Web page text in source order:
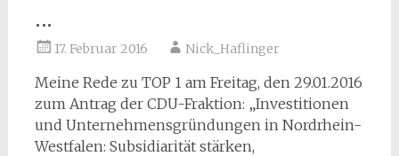
…
17. Februar 2016 Nick_Haflinger
Meine Rede zu TOP 1 am Freitag, den 29.01.2016
zum Antrag der CDU-Fraktion: „Investitionen
und Unternehmensgründungen in Nordrhein-
Westfalen: Subsidiarität stärken,